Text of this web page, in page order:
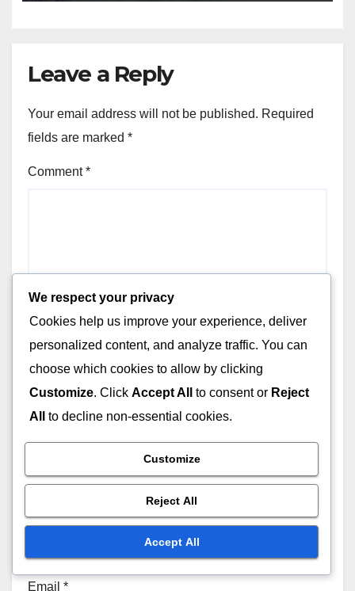
Leave a Reply
Your email address will not be published. Required
fields are marked *
Comment*
Email *
We respect your privacy
Cookies help us improve your experience, deliver
personalized content, and analyze traffic. You can
choose which cookies to allow by clicking
Customize. Click Accept All to consent or Reject
All
to decline non-essential cookies.
Customize
Reject All
Accept All